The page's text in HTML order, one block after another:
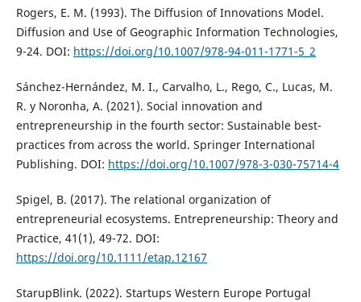
Rogers, E. M. (1993). The Diffusion of Innovations Model.
Diffusion and Use of Geographic Information Technologies,
9-24. DOI: https://doi.org/10.1007/978-94-011-1771-5_2
Sánchez-Hernández, M. I., Carvalho, L., Rego, C., Lucas, M.
R. y Noronha, A. (2021). Social innovation and
entrepreneurship in the fourth sector: Sustainable best-
practices from across the world. Springer International
Publishing. DOI: https://doi.org/10.1007/978-3-030-75714-4
Spigel, B. (2017). The relational organization of
entrepreneurial ecosystems. Entrepreneurship: Theory and
Practice, 41(1), 49-72. DOI:
https://doi.org/10.1111/etap.12167
StarupBlink. (2022). Startups Western Europe Portugal